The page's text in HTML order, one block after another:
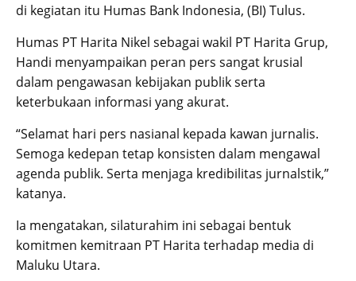
di kegiatan itu Humas Bank Indonesia, (BI) Tulus.
Humas PT Harita Nikel sebagai wakil PT Harita Grup,
Handi menyampaikan peran pers sangat krusial
dalam pengawasan kebijakan publik serta
keterbukaan informasi yang akurat.
“Selamat hari pers nasianal kepada kawan jurnalis.
Semoga kedepan tetap konsisten dalam mengawal
agenda publik. Serta menjaga kredibilitas jurnalstik,”
katanya.
Ia mengatakan, silaturahim ini sebagai bentuk
komitmen kemitraan PT Harita terhadap media di
Maluku Utara.